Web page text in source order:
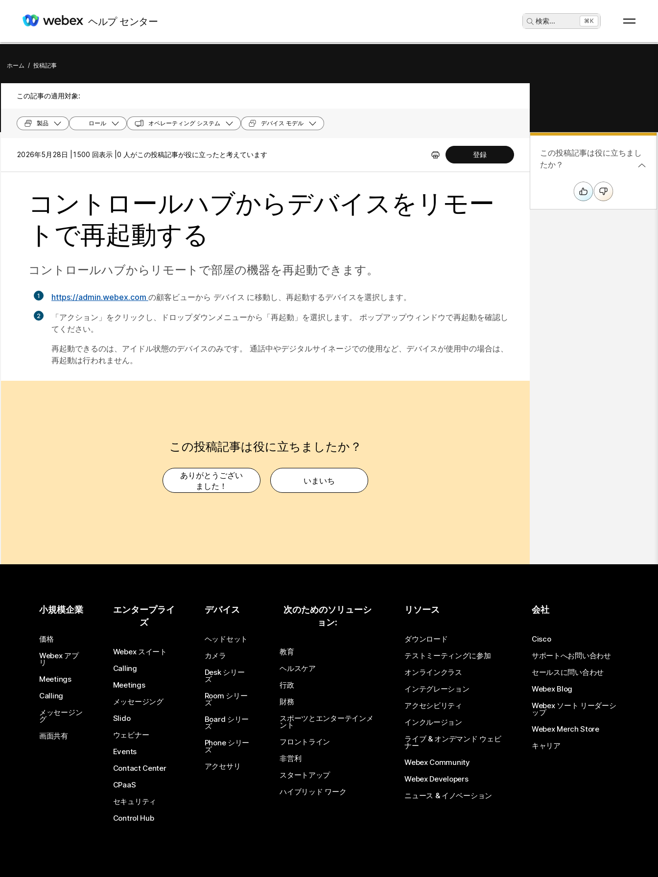
ヘルプ センター 検索... ⌘K
ホーム / 投稿記事
この記事の適用対象:
製品 ロール オペレーティング システム デバイス モデル
2026年5月28日 | 1500 回表示 | 0 人がこの投稿記事が役に立ったと考えています 登録
コントロールハブからデバイスをリモー
トで再起動する
コントロールハブからリモートで部屋の機器を再起動できます。
1 https://admin.webex.com の顧客ビューから デバイス に移動し、再起動するデバイスを選択します。
2 「アクション」をクリックし、ドロップダウンメニューから「再起動」を選択します。 ポップアップウィンドウで再起動を確認し
てください。
再起動できるのは、アイドル状態のデバイスのみです。 通話中やデジタルサイネージでの使用など、デバイスが使用中の場合は、
再起動は行われません。
この投稿記事は役に立ちましたか？
ありがとうござい
ました！
いまいち
この投稿記事は役に立ちまし
たか？
小規模企業
価格
Webex アプ
リ
Meetings
Calling
メッセージン
グ
画面共有
エンタープライ
ズ
Webex スイート
Calling
Meetings
メッセージング
Slido
ウェビナー
Events
Contact Center
CPaaS
セキュリティ
Control Hub
デバイス
ヘッドセット
カメラ
Desk シリー
ズ
Room シリー
ズ
Board シリー
ズ
Phone シリー
ズ
アクセサリ
次のためのソリューシ
ョン:
教育
ヘルスケア
行政
財務
スポーツとエンターテインメ
ント
フロントライン
非営利
スタートアップ
ハイブリッド ワーク
リソース
ダウンロード
テストミーティングに参加
オンラインクラス
インテグレーション
アクセシビリティ
インクルージョン
ライブ & オンデマンド ウェビ
ナー
Webex Community
Webex Developers
ニュース & イノベーション
会社
Cisco
サポートへお問い合わせ
セールスに問い合わせ
Webex Blog
Webex ソート リーダーシ
ップ
Webex Merch Store
キャリア